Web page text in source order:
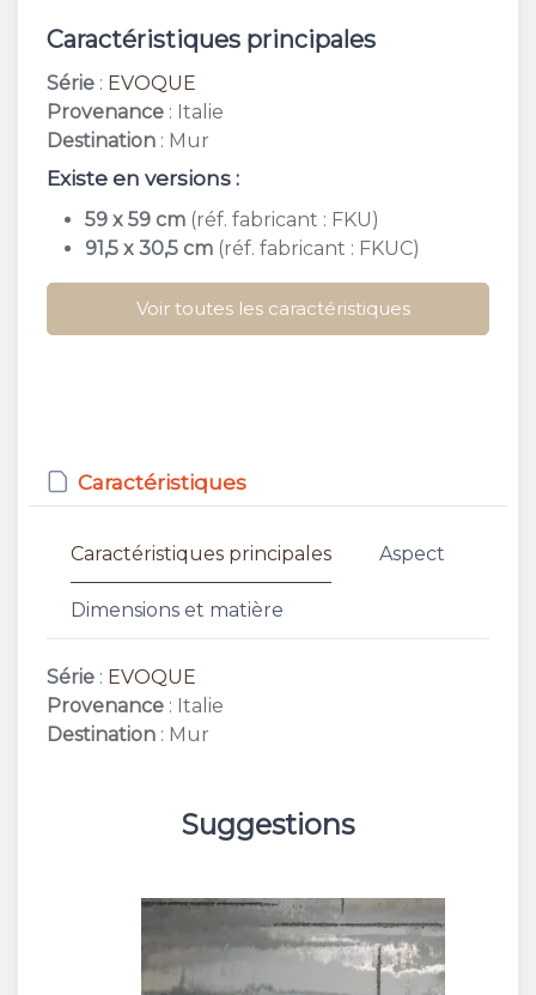
Caractéristiques principales
Série : EVOQUE
Provenance : Italie
Destination : Mur
Existe en versions :
59 x 59 cm (réf. fabricant : FKU)
91,5 x 30,5 cm (réf. fabricant : FKUC)
Voir toutes les caractéristiques
Caractéristiques
Caractéristiques principales Aspect
Dimensions et matière
Série : EVOQUE
Provenance : Italie
Destination : Mur
Suggestions